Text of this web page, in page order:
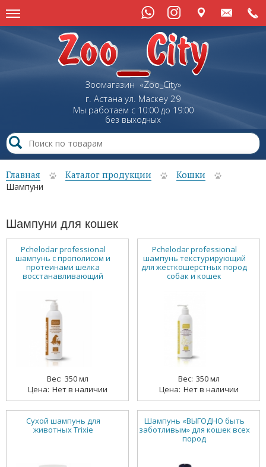
Зоомагазин «Zoo_City»
г. Астана ул. Маскеу29
Мы работаем с 10:00 до 19:00
без выходных
Главная Каталог продукции Кошки
Шампуни
Шампуни для кошек
Pchelodar professional
шампунь с прополисом и
протеинами шелка
восстанавливающий
350 мл
Нет в наличии
Pchelodar professional
шампунь текстурирующий
для жесткошерстных пород
собак и кошек
350 мл
Нет в наличии
Сухой шампунь для
животных Trixie
Шампунь «ВЫГОДНО быть
заботливым» для кошек всех
пород